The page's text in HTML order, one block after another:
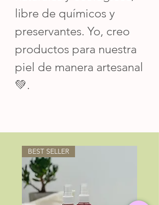
libre de químicos y
preservantes. Yo, creo
productos para nuestra
piel de manera artesanal
💚.
BEST SELLER